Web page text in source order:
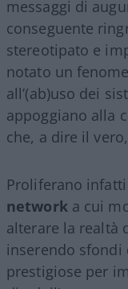
messaggi di
conseguente
stereotipato e
notato un
all’(ab)uso dei
appoggiano alla
che, a dire il
Proliferano infatti
networka cui
alterare la realtà
inserendo sfondi
prestigiose per